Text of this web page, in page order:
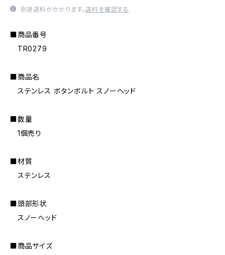
別途送料がかかります。送料を確認する
■商品番号
TR0279
■商品名
ステンレス ボタンボルト スノーヘッド
■数量
1個売り
■材質
ステンレス
■頭部形状
スノーヘッド
■商品サイズ